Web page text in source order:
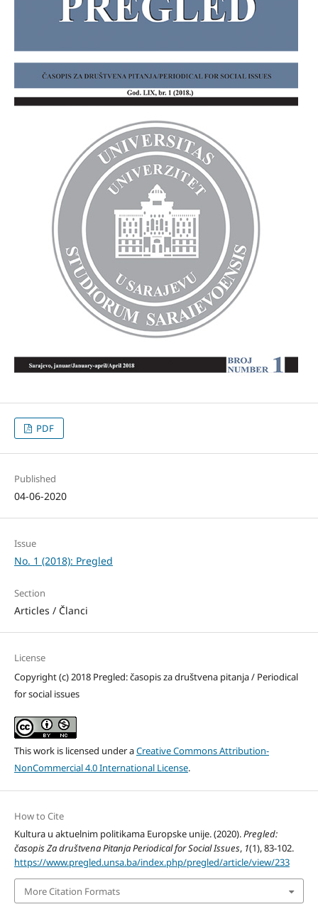
PDF
Published
04-06-2020
Issue
No. 1 (2018): Pregled
Section
Articles / Članci
License
Copyright (c) 2018 Pregled: časopis za društvena pitanja / Periodical
for social issues
This work is licensed under aCreative Commons Attribution-
NonCommercial 4.0 International License.
How to Cite
Kultura u aktuelnim politikama Europske unije. (2020).Pregled:
časopis Za društvena Pitanja Periodical for Social Issues, 1(1), 83-102.
https://www.pregled.unsa.ba/index.php/pregled/article/view/233
More Citation Formats